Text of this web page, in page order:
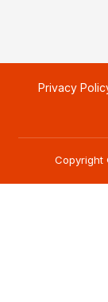
Privacy
Copyright